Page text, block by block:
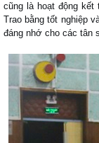
cũng là hoạt động kết
Trao bằng tốt nghiệp
đáng nhớ cho các tân